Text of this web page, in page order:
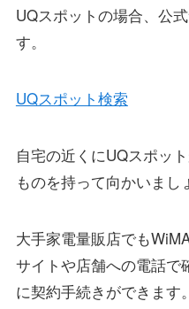
UQスポットの場合、公
す。
UQスポット検索
自宅の近くにUQスポッ
ものを持って向かいまし
大手家電量販店でも
サイトや店舗への電話で
に契約手続きができます。